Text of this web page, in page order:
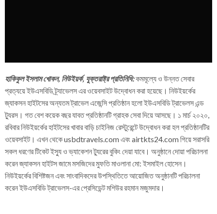
হাকিকুল ইসলাম খোকন, নিউইয়র্ক, যুক্তরাষ্ট্র প্রতিনিধি:কমমূল্যে ও উন্নত সেবার
প্রত্যয়ে ইউএসবিডি ট্র্যাভেলস এর ওয়েবসাইট উদ্বোধন করা হয়েছে। নিউইয়র্কের
জ্যাকসন হাইটসের অন্যতম ট্রাভেল এজেন্সি প্রতিষ্ঠান হলো ইউএসবিডি ট্রাভেলস এন্ড
ট্যুরস। গত বেশ কয়েক বছর যাবত প্রতিষ্ঠানটি গ্রাহক সেবা দিয়ে আসছে। ১ মার্চ ২০২০,
রবিবার নিউইয়র্কের হাইটসের খাবার বাড়ি চাইনিজ রেস্টুরেন্টে উদ্বোধন করা হল প্রতিষ্ঠানটির
ওয়েবসাইট। এখন থেকে usbdtravels.com এবং airtkts24.com গিয়ে সরাসরি
সকল ধরণের টিকেট ইস্যু ও ভ্যাকেশন ট্যুরের বুকিং দেয়া যাবে। অনুষ্ঠানে দোয়া পরিচালনা
করেন জ্যাকসন হাইটস জামে মসজিদের মুফতি মাওলানা মো: ইসমাইল হোসেন।
নিউইয়র্কের বিশিষ্টজন এবং সাংবাদিকদের উপস্থিতিতে আয়োজিত অনুষ্ঠানটি পরিচালনা
করেন ইউএসবিডি ট্রাভেলস-এর প্রেসিডেন্ট মশিউর রহমান মজুমদার।